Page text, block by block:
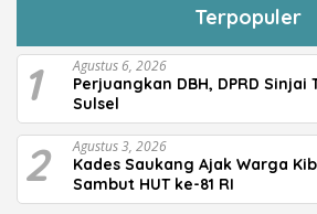
Terpopuler
1 Agustus 6, 2026
Perjuangkan DBH, DPRD
Sulsel
2 Agustus 3, 2026
Kades Saukang Ajak Warga
Sambut HUT ke-81 RI